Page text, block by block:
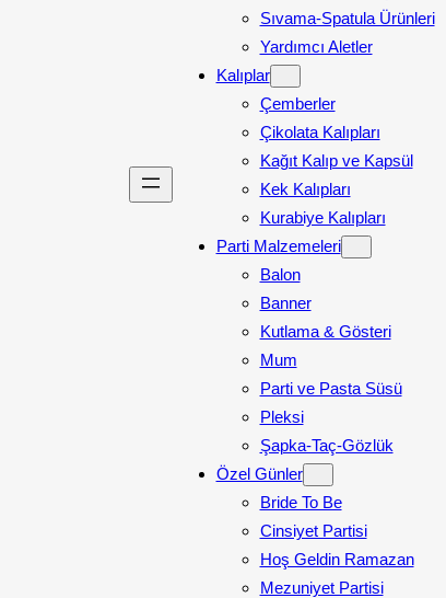
Sıvama-Spatula Ürünleri
Yardımcı Aletler
Kalıplar
Çemberler
Çikolata Kalıpları
Kağıt Kalıp ve Kapsül
Kek Kalıpları
Kurabiye Kalıpları
Parti Malzemeleri
Balon
Banner
Kutlama & Gösteri
Mum
Parti ve Pasta Süsü
Pleksi
Şapka-Taç-Gözlük
Özel Günler
Bride To Be
Cinsiyet Partisi
Hoş Geldin Ramazan
Mezuniyet Partisi